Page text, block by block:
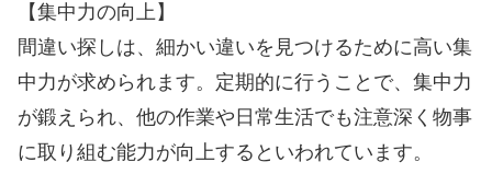
【集中力の向上】
間違い探しは、細かい違いを見つけるために高い集
中力が求められます。定期的に行うことで、集中力
が鍛えられ、他の作業や日常生活でも注意深く物事
に取り組む能力が向上するといわれています。